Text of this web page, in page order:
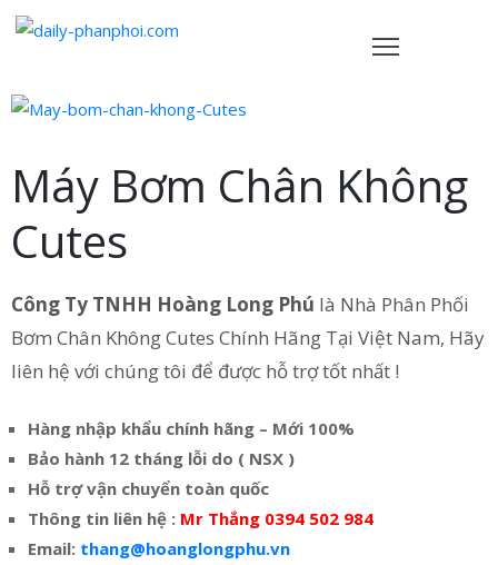
Máy Bơm Chân Không
Cutes
Công Ty TNHH Hoàng Long Phú là Nhà Phân Phối
Bơm Chân Không Cutes Chính Hãng Tại Việt Nam, Hãy
liên hệ với chúng tôi để được hỗ trợ tốt nhất !
Hàng nhập khẩu chính hãng – Mới 100%
Bảo hành 12 tháng lỗi do ( NSX )
Hỗ trợ vận chuyển toàn quốc
Thông tin liên hệ : Mr Thắng 0394 502 984
Email: thang@hoanglongphu.vn